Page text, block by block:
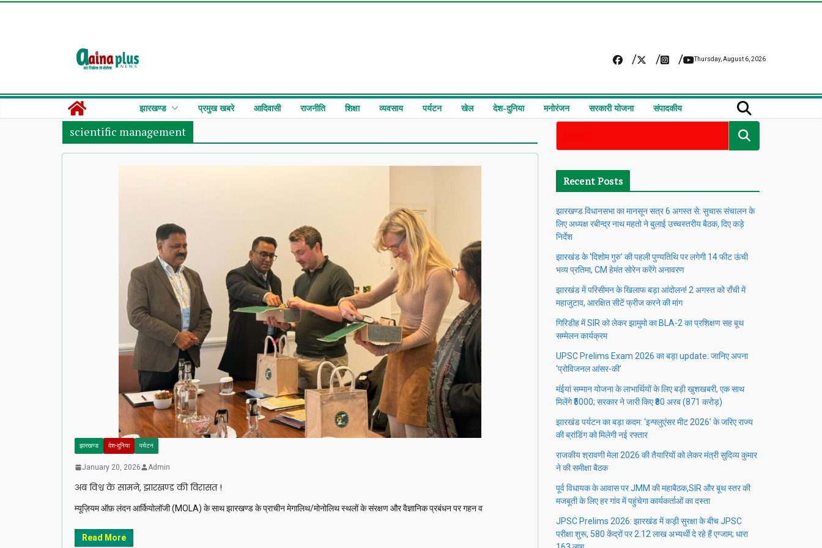
Thursday, August 6, 2026
झारखण्ड प्रमुख खबरे आदिवासी राजनीति शिक्षा व्यवसाय पर्यटन खेल देश-दुनिया मनोरंजन सरकारी योजना संपादकीय
scientific management
झारखण्ड देश-दुनिया पर्यटन
January 20, 2026 Admin
अब विश्व के सामने, झारखण्ड की विरासत !
म्यूज़ियम ऑफ़ लंदन आर्कियोलॉजी (MOLA) के साथ झारखण्ड के प्राचीन मेगालिथ/मोनोलिथ स्थलों के संरक्षण और वैज्ञानिक प्रबंधन पर गहन व
Read More
Recent Posts
झारखण्ड विधानसभा का मानसून सत्र 6 अगस्त से: सुचारू संचालन के
लिए अध्यक्ष रबीन्द्र नाथ महतो ने बुलाई उच्चस्तरीय बैठक, दिए कड़े
निर्देश
झारखंड के ‘दिशोम गुरु’ की पहली पुण्यतिथि पर लगेगी 14 फीट ऊंची
भव्य प्रतिमा, CM हेमंत सोरेन करेंगे अनावरण
झारखंड में परिसीमन के खिलाफ बड़ा आंदोलन! 2 अगस्त को राँची में
महाजुटाव, आरक्षित सीटें फ्रीज करने की मांग
गिरिडीह में SIR को लेकर झामुमो का BLA-2 का प्रशिक्षण सह बूथ
सम्मेलन कार्यक्रम
UPSC Prelims Exam 2026 का बड़ा update: जानिए अपना
‘प्रोविजनल आंसर-की’
मंईयां सम्मान योजना के लाभार्थियों के लिए बड़ी खुशखबरी, एक साथ
मिलेंगे ₹5000; सरकार ने जारी किए ₹80 अरब (871 करोड़)
झारखंड पर्यटन का बड़ा कदम: ‘इन्फ्लुएंसर मीट 2026’ के जरिए राज्य
की ब्रांडिंग को मिलेगी नई रफ्तार
राजकीय श्रावणी मेला 2026 की तैयारियों को लेकर मंत्री सुदिव्य कुमार
ने की समीक्षा बैठक
पूर्व विधायक के आवास पर JMM की महाबैठक,SIR और बूथ स्तर की
मजबूती के लिए हर गांव में पहुंचेगा कार्यकर्ताओं का दस्ता
JPSC Prelims 2026: झारखंड में कड़ी सुरक्षा के बीच JPSC
परीक्षा शुरू, 580 केंद्रों पर 2.12 लाख अभ्यर्थी दे रहे हैं एग्जाम; धारा